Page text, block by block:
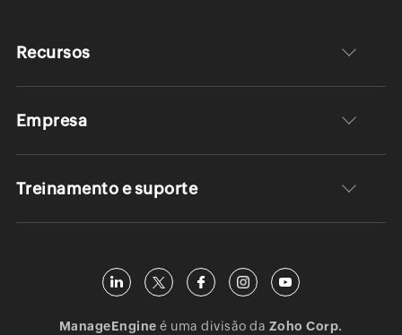
Recursos
Empresa
Treinamento e suporte
ManageEngine é uma divisão da Zoho Corp.